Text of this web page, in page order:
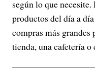
según lo que
productos del día a
compras más grandes
tienda, una cafetería